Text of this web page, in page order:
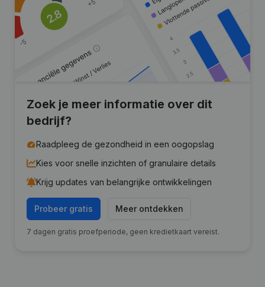
Zoek je meer informatie over dit
bedrijf?
Raadpleeg de gezondheid in een oogopslag
Kies voor snelle inzichten of granulaire details
Krijg updates van belangrijke ontwikkelingen
Probeer gratis Meer ontdekken
7 dagen gratis proefperiode, geen kredietkaart vereist.